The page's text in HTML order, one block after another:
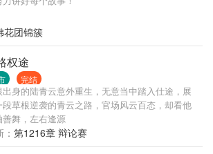
。 “抱歉，小学弟已经是我的人了。”苏白粥强势
是怎么相爱的呢？” 听到此话，洛野摸了摸脑
看着那个绝美的身影，轻声笑道:“她偷偷把我的书
画改编了……”
花团锦簇
权途
完结
出身的陆青云意外重生，无意当中踏入仕途，展
段草根逆袭的青云之路，官场风云百态，却看他
善舞，左右逢源
第1216章 辩论赛